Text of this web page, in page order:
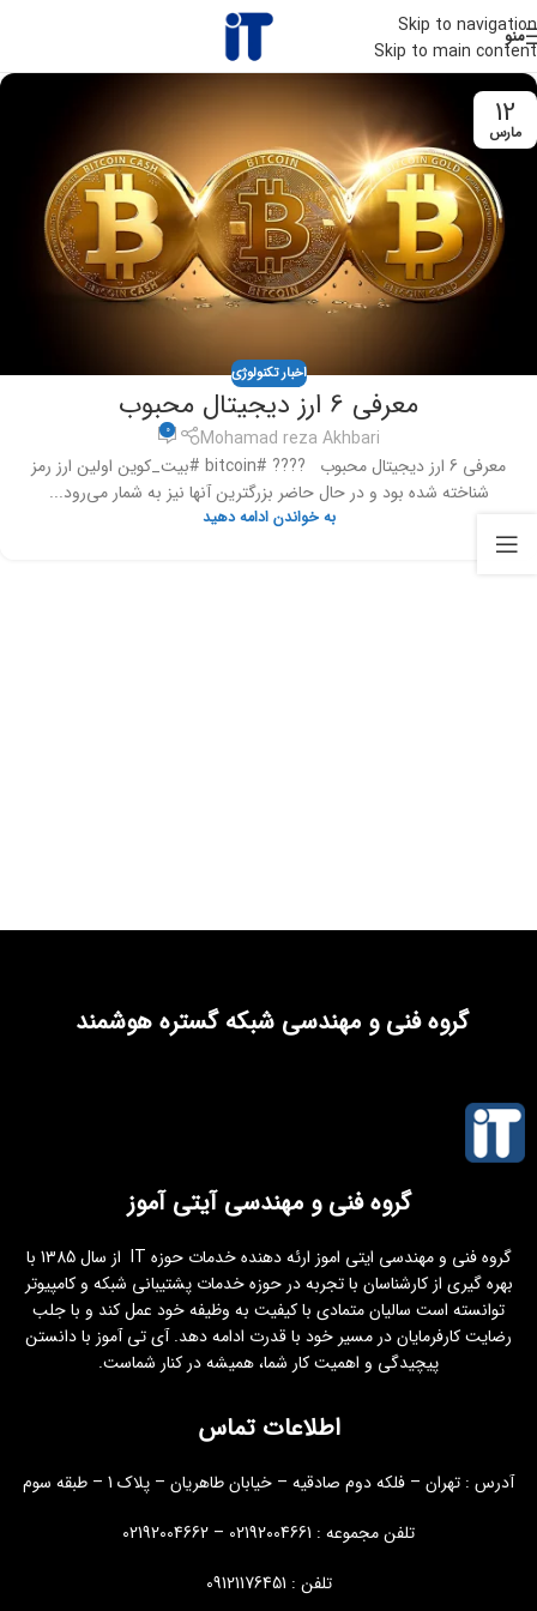
Skip to navigation
Skip to main content
منو
12
مارس
اخبار تکنولوژی
معرفی 6 ارز دیجیتال محبوب
Mohamad reza Akhbari
0
معرفی 6 ارز دیجیتال محبوب ???? #bitcoin #بیت_کوین اولین ارز رمز
شناخته شده بود و در حال حاضر بزرگترین آنها نیز به شمار می‌رود...
به خواندن ادامه دهید
گروه فنی و مهندسی شبکه گستره هوشمند
گروه فنی و مهندسی آیتی آموز
گروه فنی و مهندسی ایتی اموز ارئه دهنده خدمات حوزه IT از سال 1385 با
بهره گیری از کارشناسان با تجربه در حوزه خدمات پشتیبانی شبکه و کامپیوتر
توانسته است سالیان متمادی با کیفیت به وظیفه خود عمل کند و با جلب
رضایت کارفرمایان در مسیر خود با قدرت ادامه دهد. آی تی آموز با دانستن
پیچیدگی و اهمیت کار شما، همیشه در کنار شماست.
اطلاعات تماس
آدرس : تهران – فلکه دوم صادقیه – خیابان طاهریان – پلاک 1 – طبقه سوم
تلفن مجموعه : 02192004661 – 02192004662
تلفن : 09121176451